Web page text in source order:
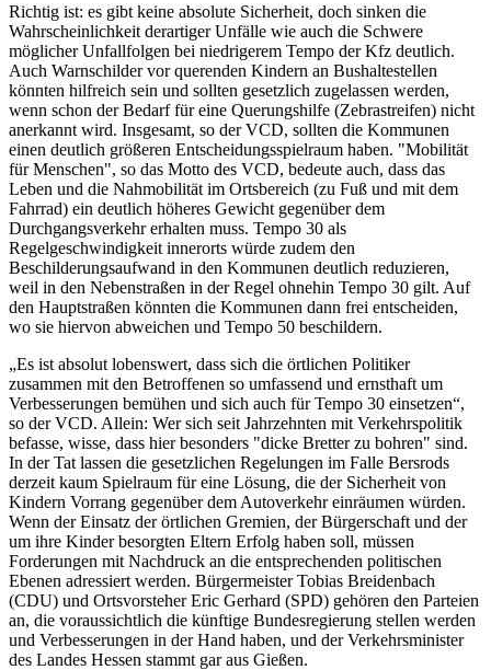
Richtig ist: es gibt keine absolute Sicherheit, doch sinken die
Wahrscheinlichkeit derartiger Unfälle wie auch die Schwere
möglicher Unfallfolgen bei niedrigerem Tempo der Kfz deutlich.
Auch Warnschilder vor querenden Kindern an Bushaltestellen
könnten hilfreich sein und sollten gesetzlich zugelassen werden,
wenn schon der Bedarf für eine Querungshilfe (Zebrastreifen) nicht
anerkannt wird. Insgesamt, so der VCD, sollten die Kommunen
einen deutlich größeren Entscheidungsspielraum haben. "Mobilität
für Menschen", so das Motto des VCD, bedeute auch, dass das
Leben und die Nahmobilität im Ortsbereich (zu Fuß und mit dem
Fahrrad) ein deutlich höheres Gewicht gegenüber dem
Durchgangsverkehr erhalten muss. Tempo 30 als
Regelgeschwindigkeit innerorts würde zudem den
Beschilderungsaufwand in den Kommunen deutlich reduzieren,
weil in den Nebenstraßen in der Regel ohnehin Tempo 30 gilt. Auf
den Hauptstraßen könnten die Kommunen dann frei entscheiden,
wo sie hiervon abweichen und Tempo 50 beschildern.
„Es ist absolut lobenswert, dass sich die örtlichen Politiker
zusammen mit den Betroffenen so umfassend und ernsthaft um
Verbesserungen bemühen und sich auch für Tempo 30 einsetzen“,
so der VCD. Allein: Wer sich seit Jahrzehnten mit Verkehrspolitik
befasse, wisse, dass hier besonders "dicke Bretter zu bohren" sind.
In der Tat lassen die gesetzlichen Regelungen im Falle Bersrods
derzeit kaum Spielraum für eine Lösung, die der Sicherheit von
Kindern Vorrang gegenüber dem Autoverkehr einräumen würden.
Wenn der Einsatz der örtlichen Gremien, der Bürgerschaft und der
um ihre Kinder besorgten Eltern Erfolg haben soll, müssen
Forderungen mit Nachdruck an die entsprechenden politischen
Ebenen adressiert werden. Bürgermeister Tobias Breidenbach
(CDU) und Ortsvorsteher Eric Gerhard (SPD) gehören den Parteien
an, die voraussichtlich die künftige Bundesregierung stellen werden
und Verbesserungen in der Hand haben, und der Verkehrsminister
des Landes Hessen stammt gar aus Gießen.